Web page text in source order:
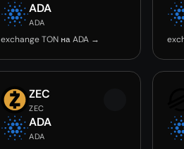
ADA
ADA
exchange TON на ADA →
ZEC
ZEC
ADA
ADA